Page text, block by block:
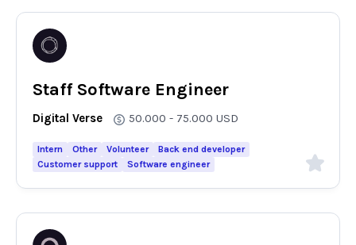
Staff Software Engineer
Digital Verse 50.000 - 75.000 USD
Intern Other Volunteer
Back end developer
Customer support
Software engineer